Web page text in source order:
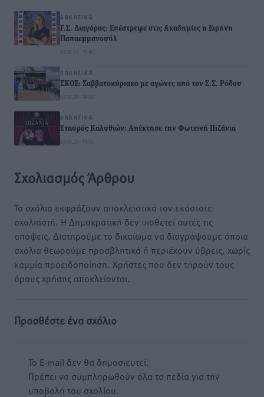
ΑΘΛΗΤΙΚΆ
Γ.Σ. Διαγόρας: Επέστρεψε στις Ακαδημίες η Ειρήνη
Παπαεμμανουήλ
07.08.26 · 15:40
ΑΘΛΗΤΙΚΆ
ΣΚΟΕ: Σαββατοκύριακο με αγώνες από τον Σ.Σ. Ρόδου
07.08.26 · 14:58
ΑΘΛΗΤΙΚΆ
Σταυρός Καλυθιών: Απέκτησε την Φωτεινή Πιζάνια
07.08.26 · 14:15
Σχολιασμός Άρθρου
Τα σχόλια εκφράζουν αποκλειστικά τον εκάστοτε
σχολιαστή. Η Δημοκρατική δεν υιοθετεί αυτές τις
απόψεις. Διατηρούμε το δικαίωμα να διαγράψουμε όποια
σχόλια θεωρούμε προσβλητικά ή περιέχουν ύβρεις, χωρίς
καμμία προειδοποίηση. Χρήστες που δεν τηρούν τους
όρους χρήσης αποκλείονται.
Προσθέστε ένα σχόλιο
Το E-mail δεν θα δημοσιευτεί.
Πρέπει να συμπληρωθούν όλα τα πεδία για την
υποβολή του σχολίου.